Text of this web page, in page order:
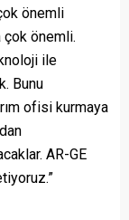
önemli
önemli.
ile
Bunu
ofisi kurmaya
AR-GE